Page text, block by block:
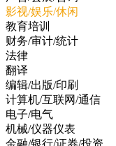
影视/娱乐/休闲
教育培训
财务/审计/统计
法律
翻译
编辑/出版/印刷
计算机/互联网/通信
电子/电气
机械/仪器仪表
金融/银行/证券/投资